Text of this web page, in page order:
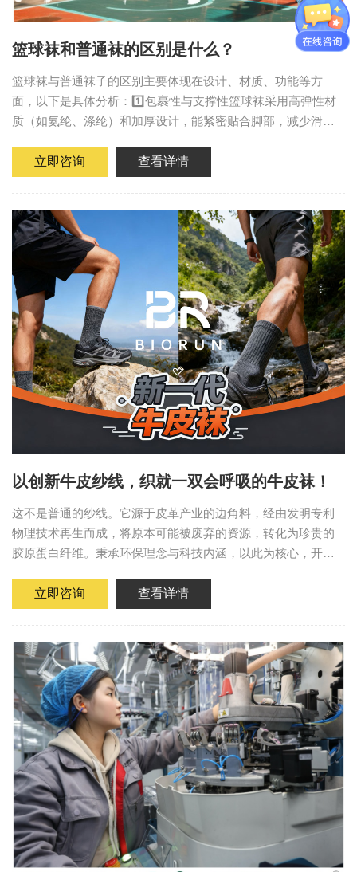
篮球袜和普通袜的区别是什么？
篮球袜与普通袜子的区别主要体现在设计、材质、功能等方
面，以下是具体分析：1️⃣包裹性与支撑性篮球袜采用高弹性材
质（如氨纶、涤纶）和加厚设计，能紧密贴合脚部，减少滑
性，包裹力较弱，材质柔软但...
立即咨询 查看详情
以创新牛皮纱线，织就一双会呼吸的牛皮袜！
这不是普通的纱线。它源于皮革产业的边角料，经由发明专利
物理技术再生而成，将原本可能被废弃的资源，转化为珍贵的
胶原蛋白纤维。秉承环保理念与科技内涵，以此为核心，开发
在开发过程中...
立即咨询 查看详情